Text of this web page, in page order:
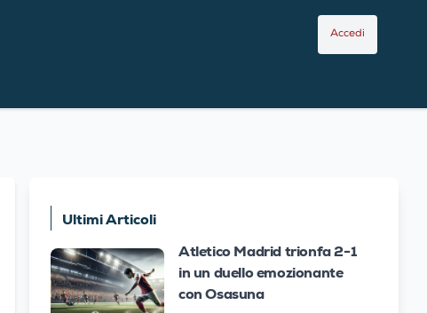
Accedi
Ultimi Articoli
Atletico Madrid trionfa 2-1
in un duello emozionante
con Osasuna